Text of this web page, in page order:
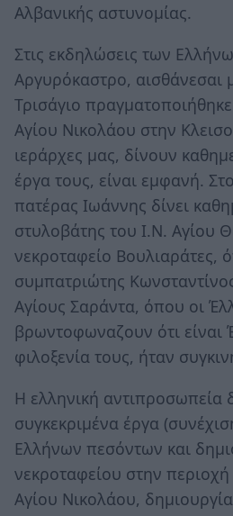
Αλβανικής αστυνομίας.
Στις εκδηλώσεις των
Αργυρόκαστρο, αισθάνεσαι
Τρισάγιο
Αγίου Νικολάου στην
ιεράρχες μας, δίνουν
έργα τους, είναι εμφανή.
πατέρας Ιωάννης δίνει
στυλοβάτης του Ι.Ν. Αγίου
νεκροταφείο Βουλιαράτες,
συμπατριώτης
Αγίους Σαράντα, όπου οι
βρωντοφωναζουν ότι είναι
φιλοξενία τους, ήταν
Η ελληνική αντιπροσωπεία
συγκεκριμένα έργα
Ελλήνων πεσόντων και
νεκροταφείου στην
Αγίου Νικολάου,